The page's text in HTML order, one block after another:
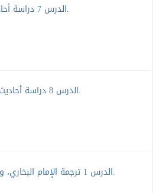
الدرس 7 دراسة أحاديث من كتاب: بدء الخلق (4).
الدرس 8 دراسة أحاديث من كتاب: فضائل القرآن (1).
الدرس 1 ترجمة الإمام البخاري، ودراسة حول (الجامع الصحيح).